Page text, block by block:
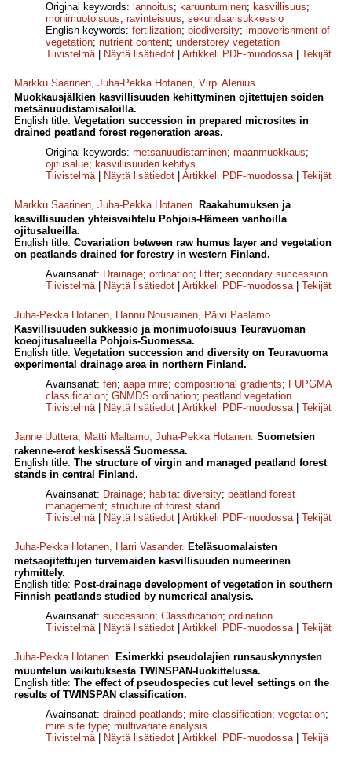
Original keywords: lannoitus; karuuntuminen; kasvillisuus;
monimuotoisuus; ravinteisuus; sekundaarisukkessio
English keywords: fertilization; biodiversity; impoverishment of
vegetation; nutrient content; understorey vegetation
Tiivistelmä| Näytä lisätiedot Artikkeli PDF-muodossa| Tekijät
Markku Saarinen, Juha-Pekka Hotanen, Virpi Alenius.
Muokkausjälkien kasvillisuuden kehittyminen ojitettujen soiden
metsänuudistamisaloilla.
English title: Vegetation succession in prepared microsites in
drained peatland forest regeneration areas.
Original keywords: metsänuudistaminen; maanmuokkaus;
ojitusalue; kasvillisuuden kehitys
Tiivistelmä| Näytä lisätiedot Artikkeli PDF-muodossa| Tekijät
Markku Saarinen, Juha-Pekka Hotanen. Raakahumuksen ja
kasvillisuuden yhteisvaihtelu Pohjois-Hämeen vanhoilla
ojitusalueilla.
English title: Covariation between raw humus layer and vegetation
on peatlands drained for forestry in western Finland.
Avainsanat: Drainage; ordination; litter; secondary succession
Tiivistelmä| Näytä lisätiedot Artikkeli PDF-muodossa| Tekijät
Juha-Pekka Hotanen, Hannu Nousiainen, Päivi Paalamo.
Kasvillisuuden sukkessio ja monimuotoisuus Teuravuoman
koeojitusalueella Pohjois-Suomessa.
English title: Vegetation succession and diversity on Teuravuoma
experimental drainage area in northern Finland.
Avainsanat: fen; aapa mire; compositional gradients; FUPGMA
classification; GNMDS ordination; peatland vegetation
Tiivistelmä| Näytä lisätiedot Artikkeli PDF-muodossa| Tekijät
Janne Uuttera, Matti Maltamo, Juha-Pekka Hotanen. Suometsien
rakenne-erot keskisessä Suomessa.
English title: The structure of virgin and managed peatland forest
stands in central Finland.
Avainsanat: Drainage; habitat diversity; peatland forest
management; structure of forest stand
Tiivistelmä| Näytä lisätiedot Artikkeli PDF-muodossa| Tekijät
Juha-Pekka Hotanen, Harri Vasander. Eteläsuomalaisten
metsaojitettujen turvemaiden kasvillisuuden numeerinen
ryhmittely.
English title: Post-drainage development of vegetation in southern
Finnish peatlands studied by numerical analysis.
Avainsanat: succession; Classification; ordination
Tiivistelmä| Näytä lisätiedot Artikkeli PDF-muodossa| Tekijät
Juha-Pekka Hotanen. Esimerkki pseudolajien runsauskynnysten
muuntelun vaikutuksesta TWINSPAN-Iuokittelussa.
English title: The effect of pseudospecies cut level settings on the
results of TWINSPAN classification.
Avainsanat: drained peatlands; mire classification; vegetation;
mire site type; multi­variate analysis
Tiivistelmä| Näytä lisätiedot Artikkeli PDF-muodossa| Tekijä